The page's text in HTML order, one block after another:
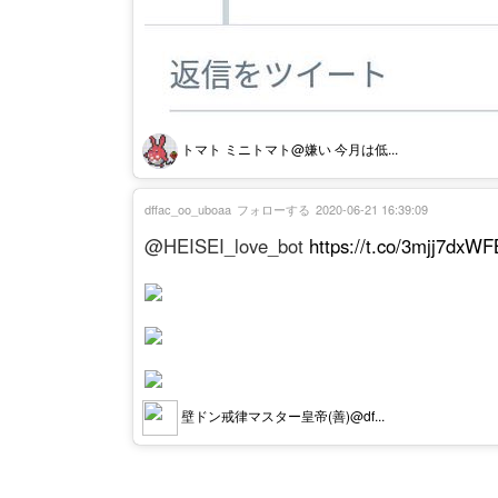
トマト ミニトマト@嫌い 今月は低...
@HEISEI_love_bot https://t.co/
壁ドン戒律マスター皇帝(善)@df...
dffac_oo_uboaa フォローする 2020-06-21 16:39:09